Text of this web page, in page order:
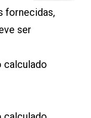
fornecidas,
ser
calculado